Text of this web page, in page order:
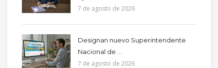
7 de agosto de 2026
Designan nuevo Superintendente
Nacional de ...
7 de agosto de 2026